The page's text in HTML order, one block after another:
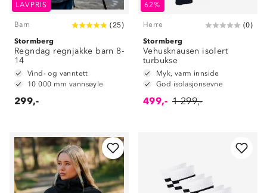
LAVPRIS
Barn (25)
Stormberg
Regndag regnjakke barn 8-
14
Vind- og vanntett
10 000 mm vannsøyle
299,-
62%
Herre (0)
Stormberg
Vehusknausen isolert
turbukse
Myk, varm innside
God isolasjonsevne
499,- 1 299,-